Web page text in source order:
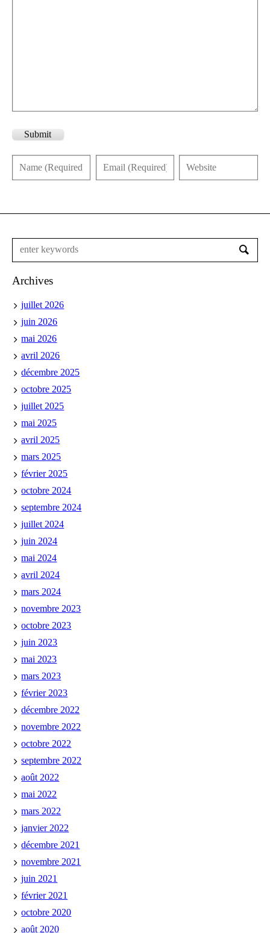
Submit
Archives
juillet 2026
juin 2026
mai 2026
avril 2026
décembre 2025
octobre 2025
juillet 2025
mai 2025
avril 2025
mars 2025
février 2025
octobre 2024
septembre 2024
juillet 2024
juin 2024
mai 2024
avril 2024
mars 2024
novembre 2023
octobre 2023
juin 2023
mai 2023
mars 2023
février 2023
décembre 2022
novembre 2022
octobre 2022
septembre 2022
août 2022
mai 2022
mars 2022
janvier 2022
décembre 2021
novembre 2021
juin 2021
février 2021
octobre 2020
août 2020